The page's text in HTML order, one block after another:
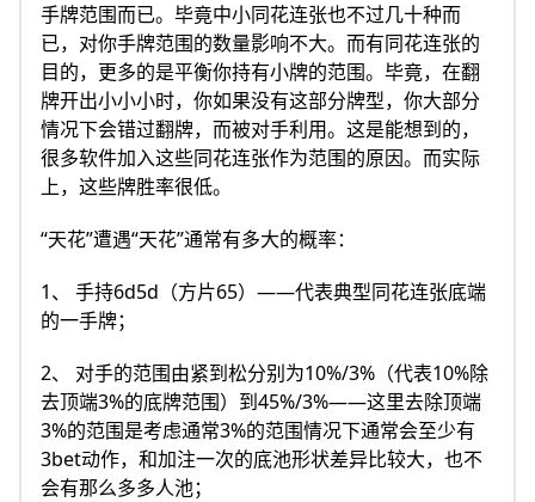
手牌范围而已。毕竟中小同花连张也不过几十种而
已，对你手牌范围的数量影响不大。而有同花连张的
目的，更多的是平衡你持有小牌的范围。毕竟，在翻
牌开出小小小时，你如果没有这部分牌型，你大部分
情况下会错过翻牌，而被对手利用。这是能想到的，
很多软件加入这些同花连张作为范围的原因。而实际
上，这些牌胜率很低。
“天花”遭遇“天花”通常有多大的概率：
1、 手持6d5d（方片65）——代表典型同花连张底端
的一手牌；
2、 对手的范围由紧到松分别为10%/3%（代表10%除
去顶端3%的底牌范围）到45%/3%——这里去除顶端
3%的范围是考虑通常3%的范围情况下通常会至少有
3bet动作，和加注一次的底池形状差异比较大，也不
会有那么多多人池；